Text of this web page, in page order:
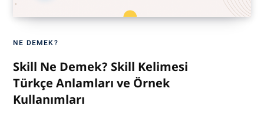
NE DEMEK?
Skill Ne Demek? Skill Kelimesi
Türkçe Anlamları ve Örnek
Kullanımları